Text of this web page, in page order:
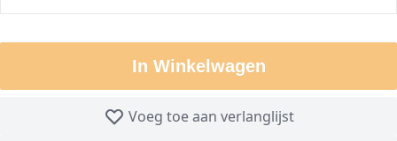
In Winkelwagen
Voeg toe aan verlanglijst